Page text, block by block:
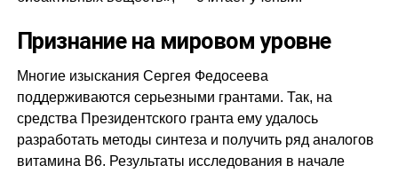
Признание на мировом уровне
Многие изыскания Сергея Федосеева
поддерживаются серьезными грантами. Так, на
средства Президентского гранта ему удалось
разработать методы синтеза и получить ряд аналогов
витамина В6. Результаты исследования в начале